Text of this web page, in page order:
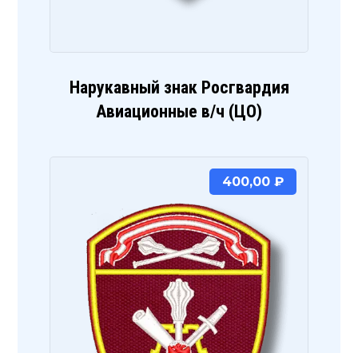
Нарукавный знак Росгвардия
Авиационные в/ч (ЦО)
400,00 ₽